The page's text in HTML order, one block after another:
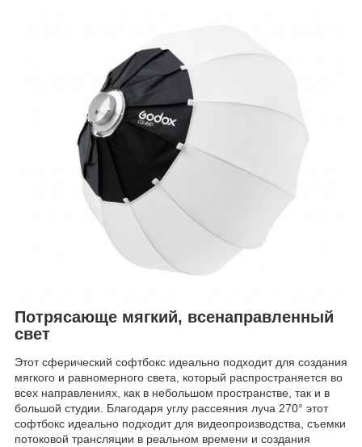
Потрясающе мягкий, всенаправленный
свет
Этот сферический софтбокс идеально подходит для создания
мягкого и равномерного света, который распространяется во
всех направлениях, как в небольшом пространстве, так и в
большой студии. Благодаря углу рассеяния луча 270° этот
софтбокс идеально подходит для видеопроизводства, съемки
потоковой трансляции в реальном времени и создания